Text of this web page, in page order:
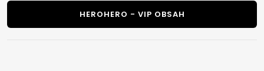
HEROHERO - VIP OBSAH